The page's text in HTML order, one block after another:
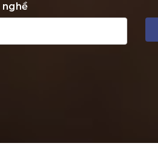
nghề